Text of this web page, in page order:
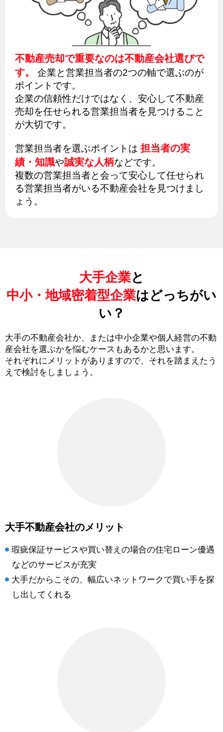
不動産売却で重要なのは不動産会社選びで
す。
企業と営業担当者の2つの軸で選ぶのが
ポイントです。
企業の信頼性だけではなく、安心して不動産
売却を任せられる営業担当者を見つけること
が大切です。
営業担当者を選ぶポイントは 担当者の実
績・知識や誠実な人柄などです。
複数の営業担当者と会って安心して任せられ
る営業担当者がいる不動産会社を見つけまし
ょう。
大手企業と
中小・地域密着型企業はどっちがい
い？
大手の不動産会社か、または中小企業や個人経営の不動
産会社を選ぶかを悩むケースもあるかと思います。
それぞれにメリットがありますので、それを踏まえたう
えで検討をしましょう。
大手不動産会社のメリット
瑕疵保証サービスや買い替えの場合の住宅ローン優遇
などのサービスが充実
大手だからこその、幅広いネットワークで買い手を探
し出してくれる